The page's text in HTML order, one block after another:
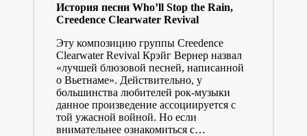
История песни Who’ll Stop the Rain,
Creedence Clearwater Revival
Эту композицию группы Creedence
Clearwater Revival Крэйг Вернер назвал
«лучшей блюзовой песней, написанной
о Вьетнаме». Действительно, у
большинства любителей рок-музыки
данное произведение ассоциируется с
той ужасной войной. Но если
внимательнее ознакомиться с…